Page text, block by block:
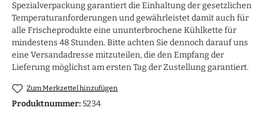
Spezialverpackung garantiert die Einhaltung der gesetzlichen
Temperaturanforderungen und gewährleistet damit auch für
alle Frischeprodukte eine ununterbrochene Kühlkette für
mindestens 48 Stunden. Bitte achten Sie dennoch darauf uns
eine Versandadresse mitzuteilen, die den Empfang der
Lieferung möglichst am ersten Tag der Zustellung garantiert.
Zum Merkzettel hinzufügen
Produktnummer:5234